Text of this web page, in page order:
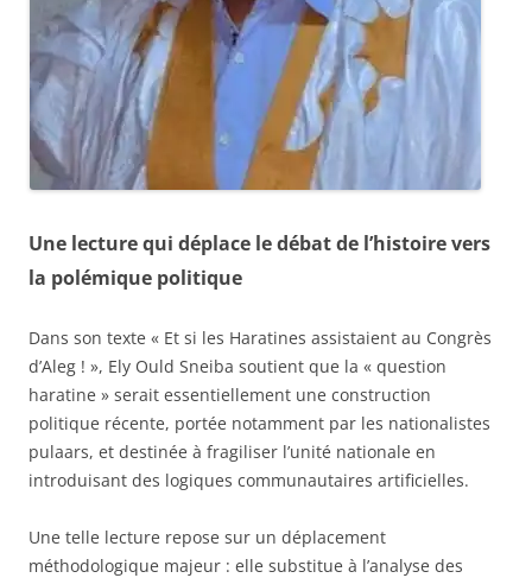
Une lecture qui déplace le débat de l’histoire vers
la polémique politique
Dans son texte « Et si les Haratines assistaient au Congrès
d’Aleg ! », Ely Ould Sneiba soutient que la « question
haratine » serait essentiellement une construction
politique récente, portée notamment par les nationalistes
pulaars, et destinée à fragiliser l’unité nationale en
introduisant des logiques communautaires artificielles.
Une telle lecture repose sur un déplacement
méthodologique majeur : elle substitue à l’analyse des